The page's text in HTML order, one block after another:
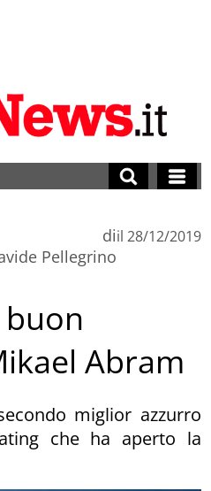
di
Pellegrino
il 28/12/2019
buon
Abram
miglior azzurro
che ha aperto la